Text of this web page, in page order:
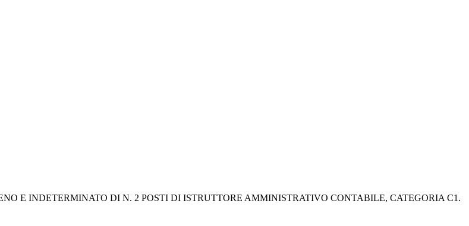
E INDETERMINATO DI N. 2 POSTI DI ISTRUTTORE AMMINISTRATIVO CONTABILE, CATEGORIA C1.